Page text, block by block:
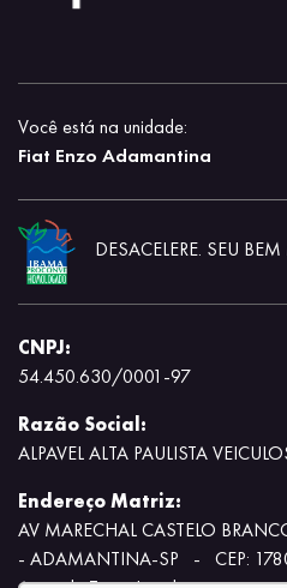
Você está na unidade:
Fiat Enzo Adamantina
DESACELERE. SEU
CNPJ:
54.450.630/0001-97
Razão Social:
ALPAVEL ALTA PAULISTA
Endereço Matriz:
AV MARECHAL CASTELO
- ADAMANTINA-SP
-
CEP: